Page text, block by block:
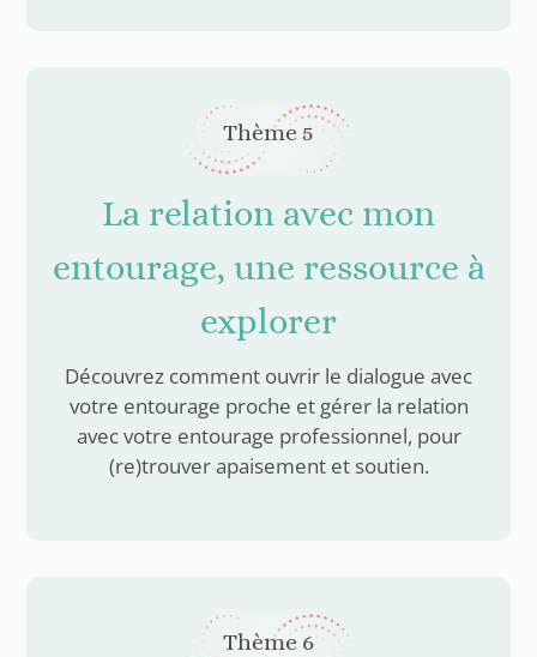
Thème 5
La relation avec mon
entourage, une ressource à
explorer
Découvrez comment ouvrir le dialogue avec
votre entourage proche et gérer la relation
avec votre entourage professionnel, pour
(re)trouver apaisement et soutien.
Thème 6